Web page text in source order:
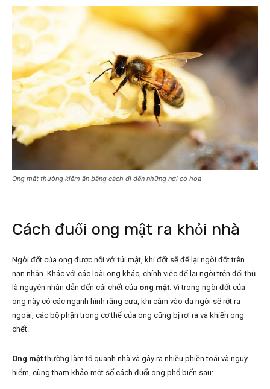
Ong mật thường kiếm ăn bằng cách đi đến những nơi có hoa
Cách đuổi ong mật ra khỏi nhà
Ngòi đốt của ong được nối với túi mật, khi đốt sẽ để lại ngòi đốt trên
nạn nhân. Khác với các loài ong khác, chính việc để lại ngòi trên đối thủ
là nguyên nhân dẫn đến cái chết của ong mật. Vì trong ngòi đốt của
ong này có các ngạnh hình răng cưa, khi cắm vào da ngòi sẽ rớt ra
ngoài, các bộ phận trong cơ thể của ong cũng bị rơi ra và khiến ong
chết.
Ong mậtthường làm tổ quanh nhà và gây ra nhiều phiền toái và nguy
hiểm, cùng tham khảo một số cách đuổi ong phổ biến sau: